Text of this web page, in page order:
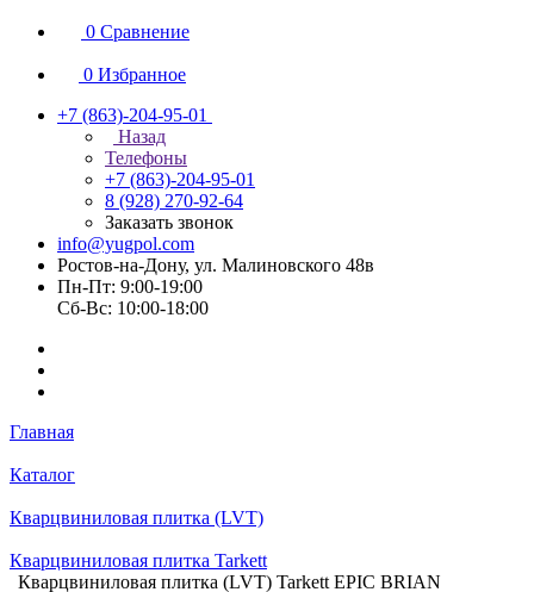
0 Сравнение
0 Избранное
+7 (863)-204-95-01
Назад
Телефоны
+7 (863)-204-95-01
8 (928) 270-92-64
Заказать звонок
info@yugpol.com
Ростов-на-Дону, ул. Малиновского 48в
Пн-Пт: 9:00-19:00
Cб-Вс: 10:00-18:00
Главная
Каталог
Кварцвиниловая плитка (LVT)
Кварцвиниловая плитка Tarkett
Кварцвиниловая плитка (LVT) Tarkett EPIC BRIAN